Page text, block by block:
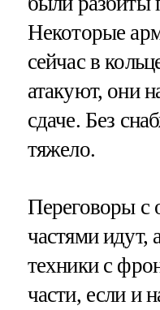
Некоторые
сейчас в
атакуют, они
сдаче. Без
тяжело.
Переговоры
частями идут,
техники с
части, если и